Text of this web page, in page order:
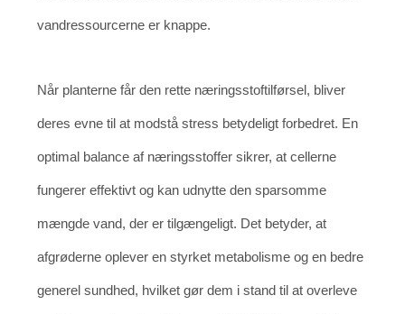
vandressourcerne er knappe.
Når planterne får den rette næringsstoftilførsel, bliver
deres evne til at modstå stress betydeligt forbedret. En
optimal balance af næringsstoffer sikrer, at cellerne
fungerer effektivt og kan udnytte den sparsomme
mængde vand, der er tilgængeligt. Det betyder, at
afgrøderne oplever en styrket metabolisme og en bedre
generel sundhed, hvilket gør dem i stand til at overleve